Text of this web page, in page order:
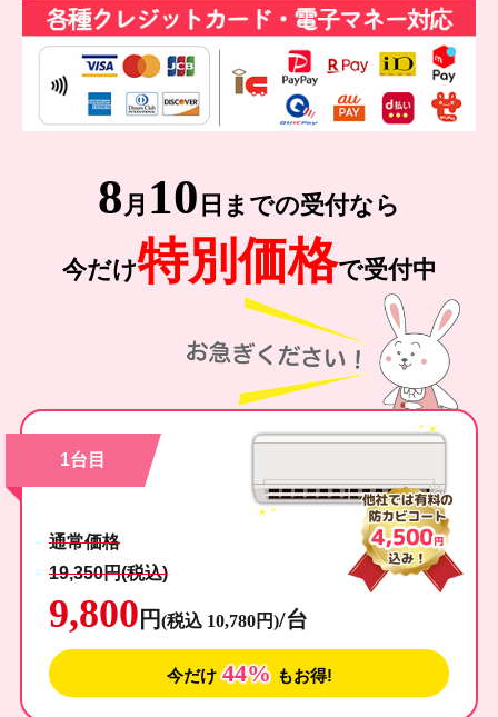
8 月 10 日までの受付なら
今だけ特別価格で受付中
1台目
通常価格
19,350円(税込)
9,800 円(税込 10,780円)/台
今だけ 44% もお得!